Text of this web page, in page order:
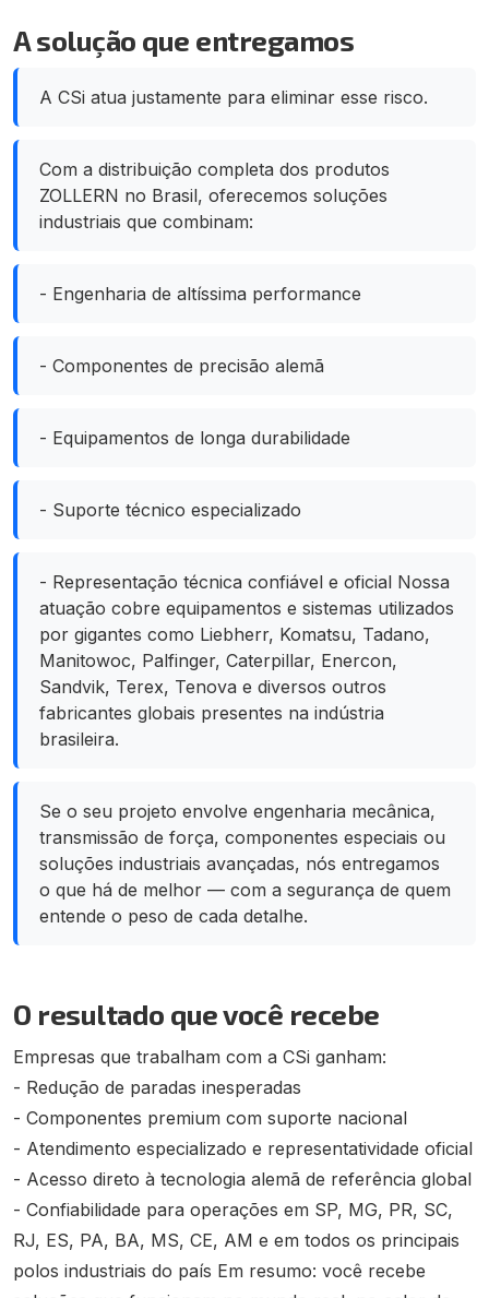
A solução que entregamos
A CSi atua justamente para eliminar esse risco.
Com a distribuição completa dos produtos
ZOLLERN no Brasil, oferecemos soluções
industriais que combinam:
- Engenharia de altíssima performance
- Componentes de precisão alemã
- Equipamentos de longa durabilidade
- Suporte técnico especializado
- Representação técnica confiável e oficial Nossa
atuação cobre equipamentos e sistemas utilizados
por gigantes como Liebherr, Komatsu, Tadano,
Manitowoc, Palfinger, Caterpillar, Enercon,
Sandvik, Terex, Tenova e diversos outros
fabricantes globais presentes na indústria
brasileira.
Se o seu projeto envolve engenharia mecânica,
transmissão de força, componentes especiais ou
soluções industriais avançadas, nós entregamos
o que há de melhor — com a segurança de quem
entende o peso de cada detalhe.
O resultado que você recebe
Empresas que trabalham com a CSi ganham:
- Redução de paradas inesperadas
- Componentes premium com suporte nacional
- Atendimento especializado e representatividade oficial
- Acesso direto à tecnologia alemã de referência global
- Confiabilidade para operações em SP, MG, PR, SC,
RJ, ES, PA, BA, MS, CE, AM e em todos os principais
polos industriais do país Em resumo: você recebe